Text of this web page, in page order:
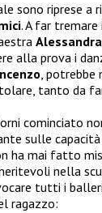
sono riprese a
. A far tremare
alla prova i
, potrebbe
tanto da
cominciato
sulle
ha mai fatto
nella
tutti i
ragazzo: